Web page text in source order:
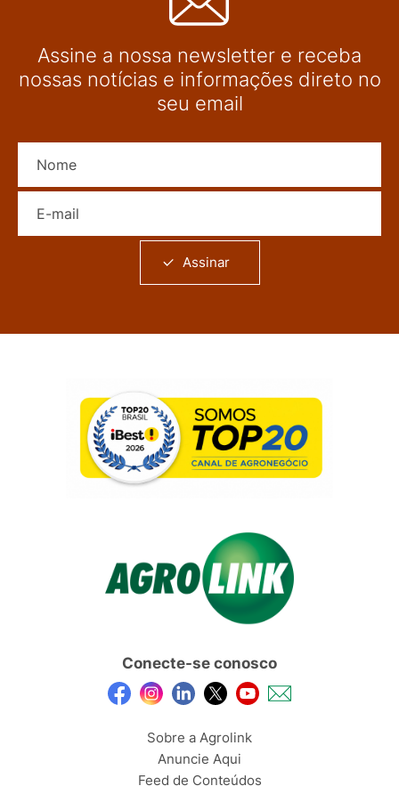
Assine a nossa newsletter e receba
nossas notícias e informações direto no
seu email
Assinar
Conecte-se conosco
Sobre a Agrolink
Anuncie Aqui
Feed de Conteúdos